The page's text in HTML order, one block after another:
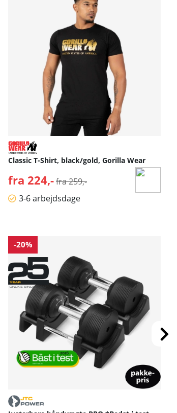
Classic T-Shirt, black/gold, Gorilla Wear
fra 224,-Normalpris:
fra 259,-
3-6 arbejdsdage
-20%